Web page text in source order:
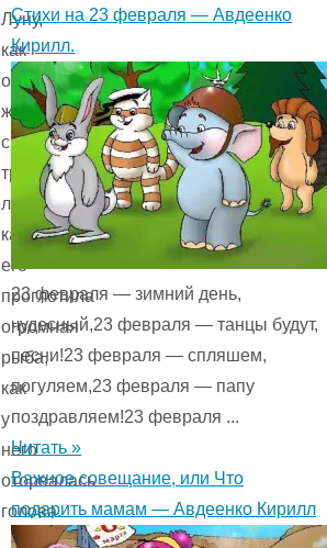
Луну,
как
он
жил
среди
трехногих
людей,
как
его
проглотила
огромная
рыба,
как
у
него
оторвалась
голова.
Стихи на 23 февраля — Авдеенко
Кирилл.
23 февраля — зимний день,
чудесный,23 февраля — танцы будут,
песни!23 февраля — спляшем,
погуляем,23 февраля — папу
поздравляем!23 февраля ...
Читать »
Важное совещание, или Что
подарить мамам — Авдеенко Кирилл